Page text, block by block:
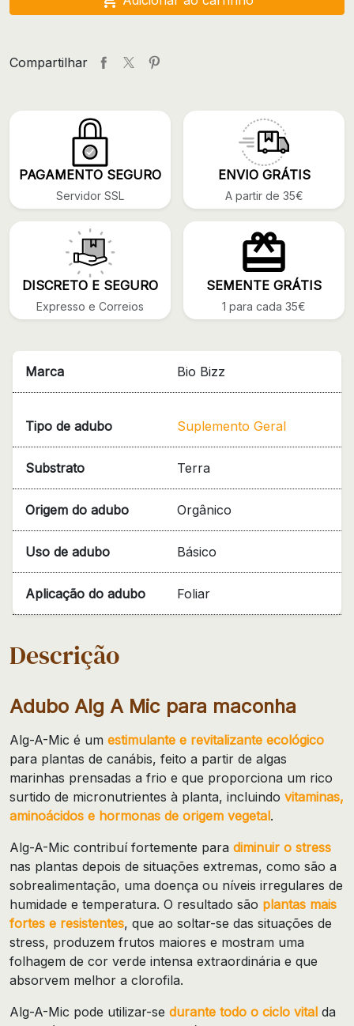
Compartilhar
PAGAMENTO SEGURO
Servidor SSL
ENVIO GRÁTIS
A partir de 35€
DISCRETO E SEGURO
Expresso e Correios
SEMENTE GRÁTIS
1 para cada 35€
Marca Bio Bizz
Tipo de adubo Suplemento Geral
Substrato Terra
Origem do adubo Orgânico
Uso de adubo Básico
Aplicação do adubo Foliar
Descrição
Adubo Alg A Mic para maconha
Alg-A-Mic é um estimulante e revitalizante ecológico
para plantas de canábis, feito a partir de algas
marinhas prensadas a frio e que proporciona um rico
surtido de micronutrientes à planta, incluindo vitaminas,
aminoácidos e hormonas de origem vegetal.
Alg-A-Mic contribuí fortemente para diminuir o stress
nas plantas depois de situações extremas, como são a
sobrealimentação, uma doença ou níveis irregulares de
humidade e temperatura. O resultado são plantas mais
fortes e resistentes, que ao soltar-se das situações de
stress, produzem frutos maiores e mostram uma
folhagem de cor verde intensa extraordinária e que
absorvem melhor a clorofila.
Alg-A-Mic pode utilizar-se durante todo o ciclo vital da